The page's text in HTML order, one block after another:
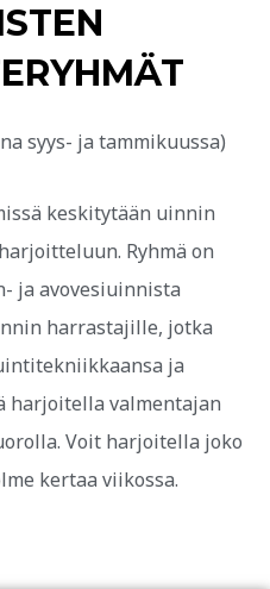
syys- ja tammikuussa)
keskitytään uinnin
Ryhmä on
ja avovesiuinnista
harrastajille, jotka
ja
harjoitella valmentajan
Voit harjoitella joko
kertaa viikossa.